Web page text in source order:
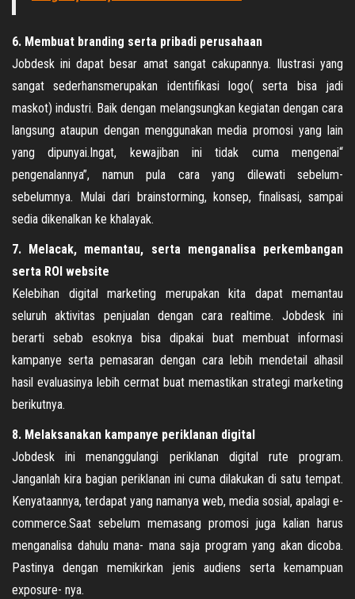
6. Membuat branding serta pribadi perusahaan
Jobdesk ini dapat besar amat sangat cakupannya. Ilustrasi yang
sangat sederhansmerupakan identifikasi logo( serta bisa jadi
maskot) industri. Baik dengan melangsungkan kegiatan dengan cara
langsung ataupun dengan menggunakan media promosi yang lain
yang dipunyai.Ingat, kewajiban ini tidak cuma mengenai“
pengenalannya”, namun pula cara yang dilewati sebelum-
sebelumnya. Mulai dari brainstorming, konsep, finalisasi, sampai
sedia dikenalkan ke khalayak.
7. Melacak, memantau, serta menganalisa perkembangan
serta ROI website
Kelebihan digital marketing merupakan kita dapat memantau
seluruh aktivitas penjualan dengan cara realtime. Jobdesk ini
berarti sebab esoknya bisa dipakai buat membuat informasi
kampanye serta pemasaran dengan cara lebih mendetail alhasil
hasil evaluasinya lebih cermat buat memastikan strategi marketing
berikutnya.
8. Melaksanakan kampanye periklanan digital
Jobdesk ini menanggulangi periklanan digital rute program.
Janganlah kira bagian periklanan ini cuma dilakukan di satu tempat.
Kenyataannya, terdapat yang namanya web, media sosial, apalagi e-
commerce.Saat sebelum memasang promosi juga kalian harus
menganalisa dahulu mana- mana saja program yang akan dicoba.
Pastinya dengan memikirkan jenis audiens serta kemampuan
exposure- nya.